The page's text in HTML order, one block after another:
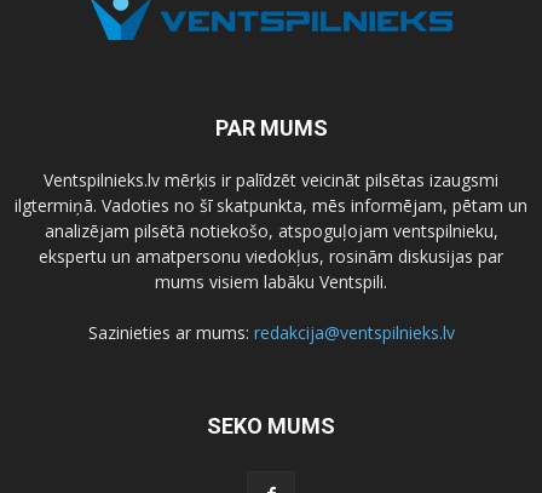
PAR MUMS
Ventspilnieks.lv mērķis ir palīdzēt veicināt pilsētas izaugsmi
ilgtermiņā. Vadoties no šī skatpunkta, mēs informējam, pētam un
analizējam pilsētā notiekošo, atspoguļojam ventspilnieku,
ekspertu un amatpersonu viedokļus, rosinām diskusijas par
mums visiem labāku Ventspili.
Sazinieties ar mums: redakcija@ventspilnieks.lv
SEKO MUMS